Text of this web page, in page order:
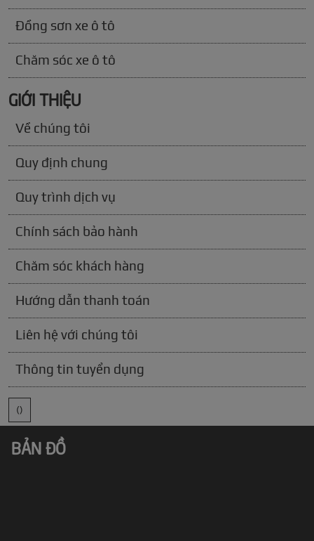
Đồng sơn xe ô tô
Chăm sóc xe ô tô
GIỚI THIỆU
Về chúng tôi
Quy định chung
Quy trình dịch vụ
Chính sách bảo hành
Chăm sóc khách hàng
Hướng dẫn thanh toán
Liên hệ với chúng tôi
Thông tin tuyển dụng
()
BẢN ĐỒ